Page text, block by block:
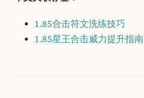
1.85合击符文洗练技巧
1.85星王合击威力提升指南